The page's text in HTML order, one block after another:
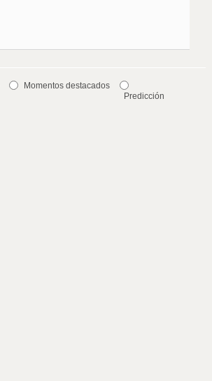
Momentos destacados
Predicción